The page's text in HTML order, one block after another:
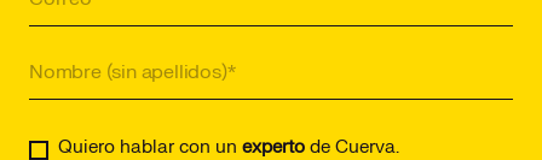
Quiero hablar con un experto de Cuerva.